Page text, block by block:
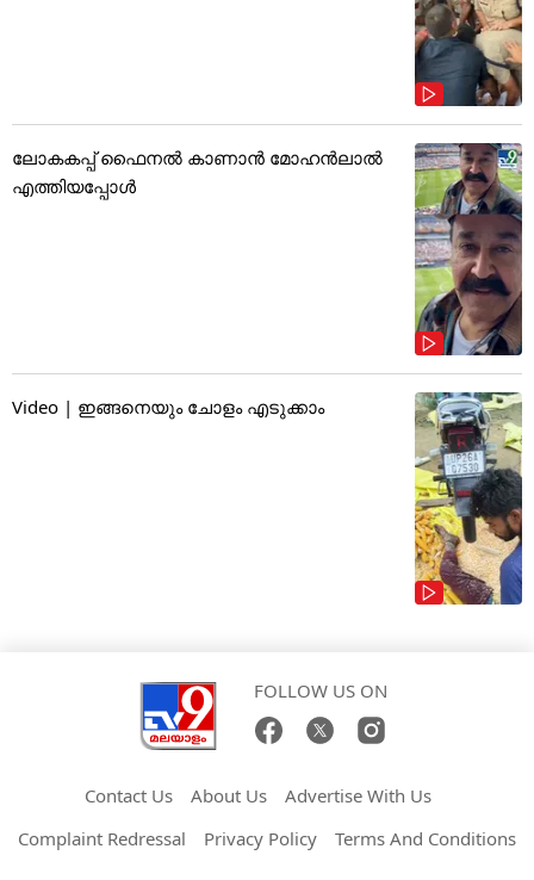
ലോകകപ്പ് ഫൈനൽ കാണാൻ മോഹൻലാൽ
എത്തിയപ്പോൾ
Video | ഇങ്ങനെയും ചോളം എടുക്കാം
FOLLOW US ON
Contact Us About Us
Advertise With Us
Complaint Redressal
Privacy Policy Terms And Conditions